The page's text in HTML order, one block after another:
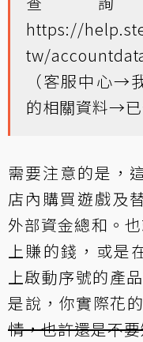
https://
tw/
（客服中心→
的相關資料→已
需要注意的是，
店內購買遊戲及
外部資金總和。
上賺的錢，或是
上啟動序號的產
是說，你實際花
情，也許還是不